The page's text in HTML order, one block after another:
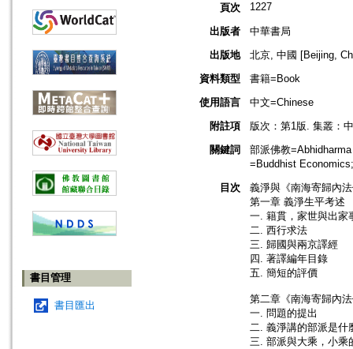
書目管理
書目匯出
頁次 1227
出版者
中華書局
出版地
北京, 中國 [Beijing,
資料類型
書籍=Book
使用語言
中文=Chinese
附註項
版次：第1版. 集叢：
關鍵詞
部派佛教
=Buddhist
目次
義淨與《南海寄歸內
第一章 義淨生平考述
一. 籍貫，家世與出家
二. 西行求法
三. 歸國與兩京譯經
四. 著譯編年目錄
五. 簡短的評價
第二章《南海寄歸內
一. 問題的提出
二. 義淨講的部派是什
三. 部派與大乘，小乘